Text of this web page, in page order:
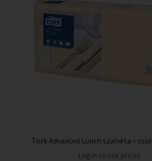
Tork Advanced Lunch szalvéta –
Login to see prices